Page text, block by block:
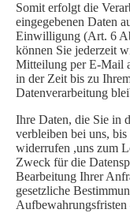
Somit erfolgt die
eingegebenen Daten
Einwilligung (Art. 6
können Sie jederzeit
Mitteilung per E-Mail
in der Zeit bis zu
Datenverarbeitung
Ihre Daten, die Sie in
verbleiben bei uns,
widerrufen ,uns zum
Zweck für die
Bearbeitung Ihrer
gesetzliche
Aufbewahrungsfristen